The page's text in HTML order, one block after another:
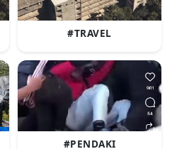
#TRAVEL
#PENDAKI